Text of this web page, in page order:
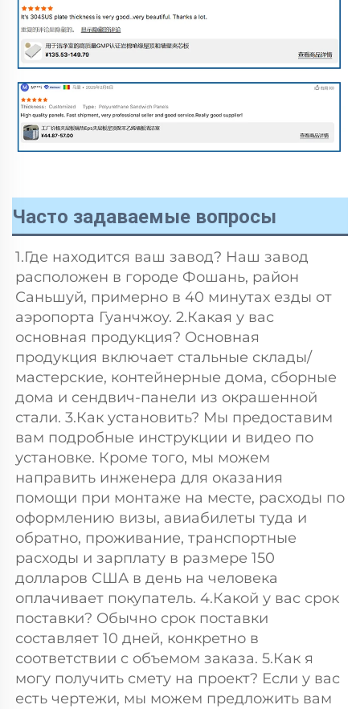
Часто задаваемые вопросы
1.Где находится ваш завод? Наш завод
расположен в городе Фошань, район
Саньшуй, примерно в 40 минутах езды от
аэропорта Гуанчжоу. 2.Какая у вас
основная продукция? Основная
продукция включает стальные склады/
мастерские, контейнерные дома, сборные
дома и сендвич-панели из окрашенной
стали. 3.Как установить? Мы предоставим
вам подробные инструкции и видео по
установке. Кроме того, мы можем
направить инженера для оказания
помощи при монтаже на месте, расходы по
оформлению визы, авиабилеты туда и
обратно, проживание, транспортные
расходы и зарплату в размере 150
долларов США в день на человека
оплачивает покупатель. 4.Какой у вас срок
поставки? Обычно срок поставки
составляет 10 дней, конкретно в
соответствии с объемом заказа. 5.Как я
могу получить смету на проект? Если у вас
есть чертежи, мы можем предложить вам